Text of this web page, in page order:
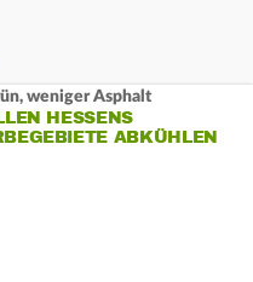
weniger Asphalt
HESSENS
ABKÜHLEN